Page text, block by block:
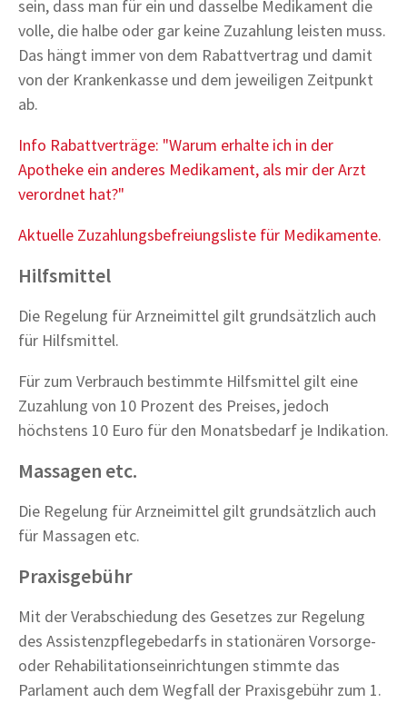
sein, dass man für ein und dasselbe Medikament die
volle, die halbe oder gar keine Zuzahlung leisten muss.
Das hängt immer von dem Rabattvertrag und damit
von der Krankenkasse und dem jeweiligen Zeitpunkt
ab.
Info Rabattverträge: "Warum erhalte ich in der
Apotheke ein anderes Medikament, als mir der Arzt
verordnet hat?"
Aktuelle Zuzahlungsbefreiungsliste für Medikamente.
Hilfsmittel
Die Regelung für Arzneimittel gilt grundsätzlich auch
für Hilfsmittel.
Für zum Verbrauch bestimmte Hilfsmittel gilt eine
Zuzahlung von 10 Prozent des Preises, jedoch
höchstens 10 Euro für den Monatsbedarf je Indikation.
Massagen etc.
Die Regelung für Arzneimittel gilt grundsätzlich auch
für Massagen etc.
Praxisgebühr
Mit der Verabschiedung des Gesetzes zur Regelung
des Assistenzpflegebedarfs in stationären Vorsorge-
oder Rehabilitationseinrichtungen stimmte das
Parlament auch dem Wegfall der Praxisgebühr zum 1.